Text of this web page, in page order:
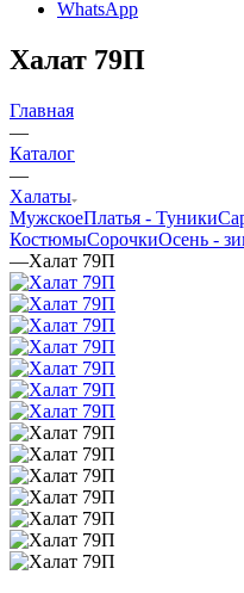
WhatsApp
Халат 79П
Главная
—
Каталог
—
Халаты
МужскоеПлатья - Туники
КостюмыСорочкиOсень -
—Халат 79П